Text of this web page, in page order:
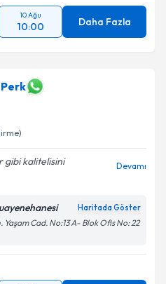
10 Ağu
10:00 Daha Fazla
gibi kalitelisini
Devamı
Haritada Göster
Cad. No:13 A- Blok Ofis No: 22